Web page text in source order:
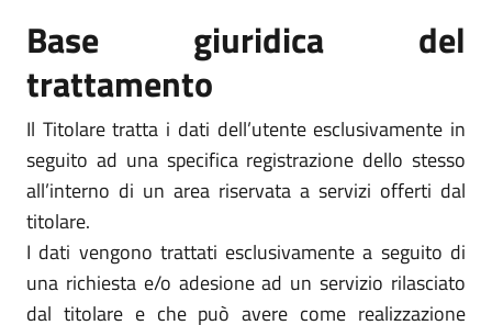
Base giuridica del
trattamento
Il Titolare tratta i dati dell’utente esclusivamente in
seguito ad una specifica registrazione dello stesso
all’interno di un area riservata a servizi offerti dal
titolare.
I dati vengono trattati esclusivamente a seguito di
una richiesta e/o adesione ad un servizio rilasciato
dal titolare e che può avere come realizzazione